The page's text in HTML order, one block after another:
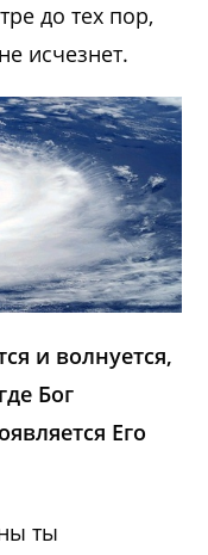
до тех пор,
исчезнет.
и волнуется,
Бог
Его
ты